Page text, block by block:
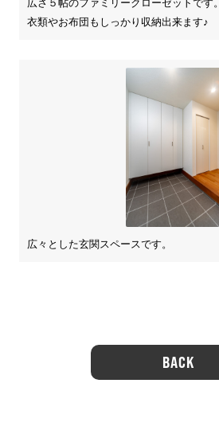
広さ５帖のファミリークローゼットです。
衣類やお布団もしっかり収納出来ます♪
広々とした玄関スペースです。
BACK